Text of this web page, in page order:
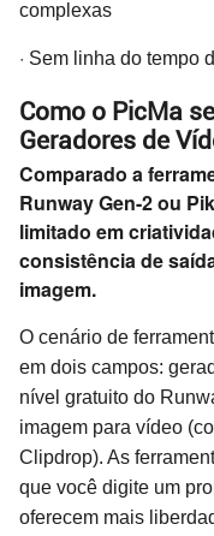
complexas
· Sem linha do tempo
Como o PicMa
Geradores de
Comparado a
Runway Gen-2 ou
limitado em
consistência de
imagem.
O cenário de
em dois campos:
nível gratuito do
imagem para vídeo
Clipdrop). As
que você digite um
oferecem mais